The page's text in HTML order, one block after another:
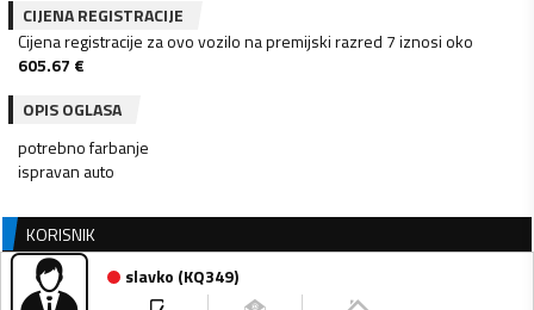
CIJENA REGISTRACIJE
Cijena registracije za ovo vozilo na premijski razred 7 iznosi oko
605.67 €
OPIS OGLASA
potrebno farbanje
ispravan auto
KORISNIK
slavko (KQ349)